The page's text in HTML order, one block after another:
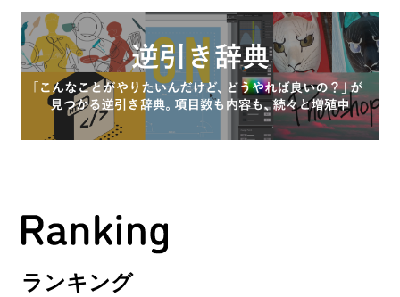
ランキング